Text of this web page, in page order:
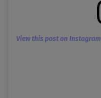
View this post on Instagram